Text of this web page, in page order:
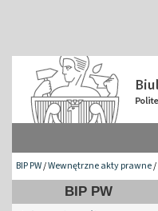
BIP PW/Wewnętrzne akty prawne/
BIP PW